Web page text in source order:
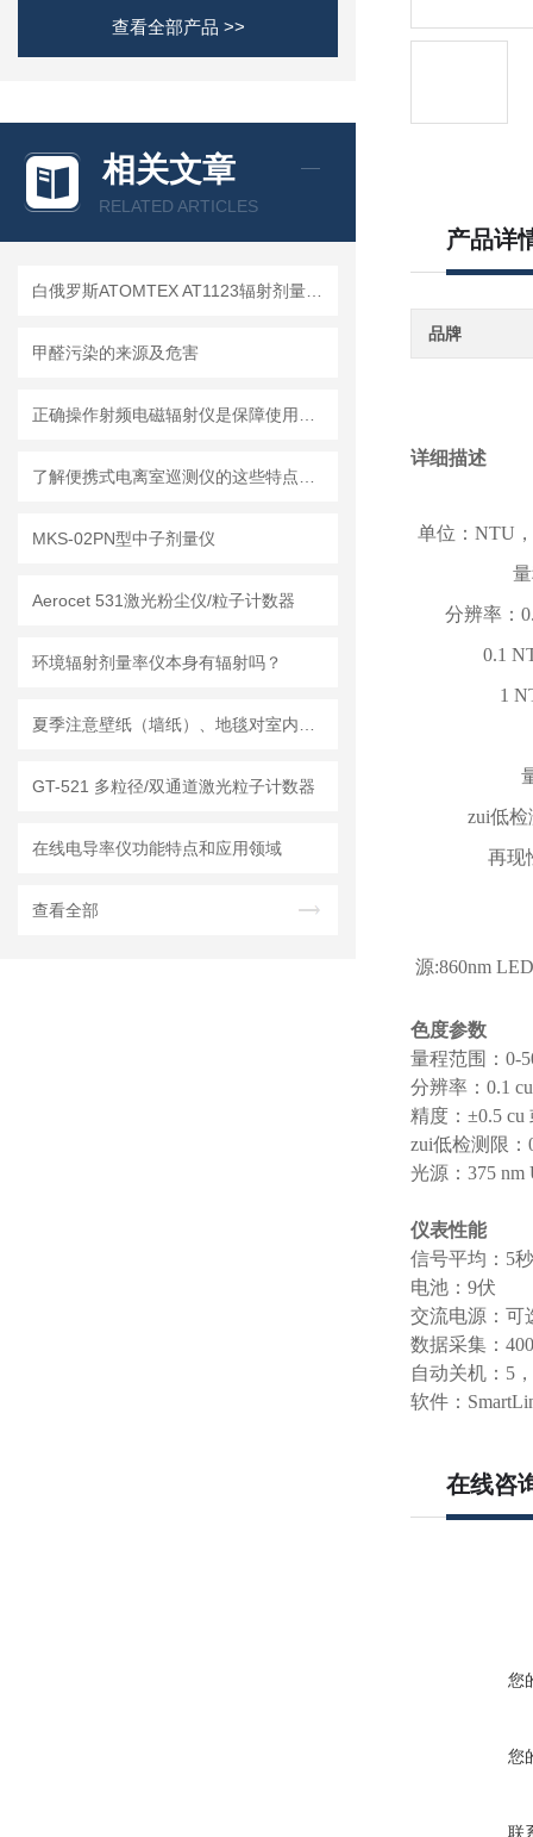
查看全部产品 >>
相关文章
RELATED ARTICLES
甲醛污染的来源及危害
MKS-02PN型中子剂量仪
Aerocet 531激光粉尘仪/粒子计数器
环境辐射剂量率仪本身有辐射吗？
GT-521 多粒径/双通道激光粒子计数器
在线电导率仪功能特点和应用领域
查看全部
产品详
品牌
详细描述
单位：NTU
分辨率：
0.1
1
zui低
再现
源:860nm
色度参数
量程范围：0-
分辨率：0.1
精度：±0.5 cu
zui低检测限：
光源：375 nm
仪表性能
信号平均：5秒
电池：9伏
交流电源：可
数据采集：
自动关机：5
软件：
在线咨
您
您
联